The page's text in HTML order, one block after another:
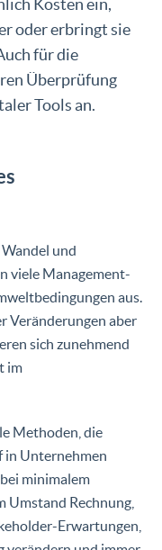
oder erbringt sie
für die
Überprüfung
Tools an.
und
viele Management-
aus.
Veränderungen aber
sich zunehmend
im
Methoden, die
in Unternehmen
minimalem
Umstand Rechnung,
Erwartungen,